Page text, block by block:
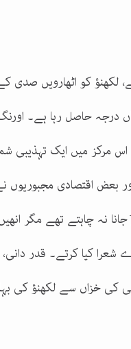
لکھنؤ کو اٹھارویں
درجہ حاصل رہا ہے۔
مرکز میں ایک تہذیبی
بعض اقتصادی
نہ چاہتے تھے مگر
کیا کرتے۔ قدر
کی خزاں سے لکھنؤ کی